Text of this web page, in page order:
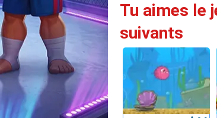
Tu aimes le
suivants